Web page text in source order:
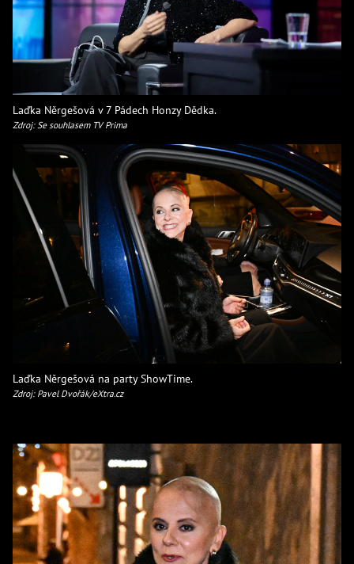
Laďka Něrgešová v 7 Pádech Honzy Dědka.
Zdroj: Se souhlasem TV Prima
Laďka Něrgešová na party ShowTime.
Zdroj: Pavel Dvořák/eXtra.cz